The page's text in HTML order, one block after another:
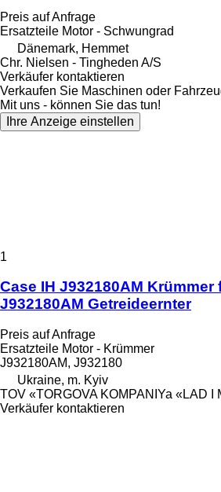
Preis auf Anfrage
Ersatzteile Motor - Schwungrad
Dänemark, Hemmet
Chr. Nielsen - Tingheden A/S
Verkäufer kontaktieren
Verkaufen Sie Maschinen oder
Mit uns - können Sie das tun!
Ihre Anzeige einstellen
1
Case IH J932180AM Krümmer
J932180AM Getreideernter
Preis auf Anfrage
Ersatzteile Motor - Krümmer
J932180AM, J932180
Ukraine, m. Kyiv
TOV «TORGOVA KOMPANIYa «LAD I
Verkäufer kontaktieren